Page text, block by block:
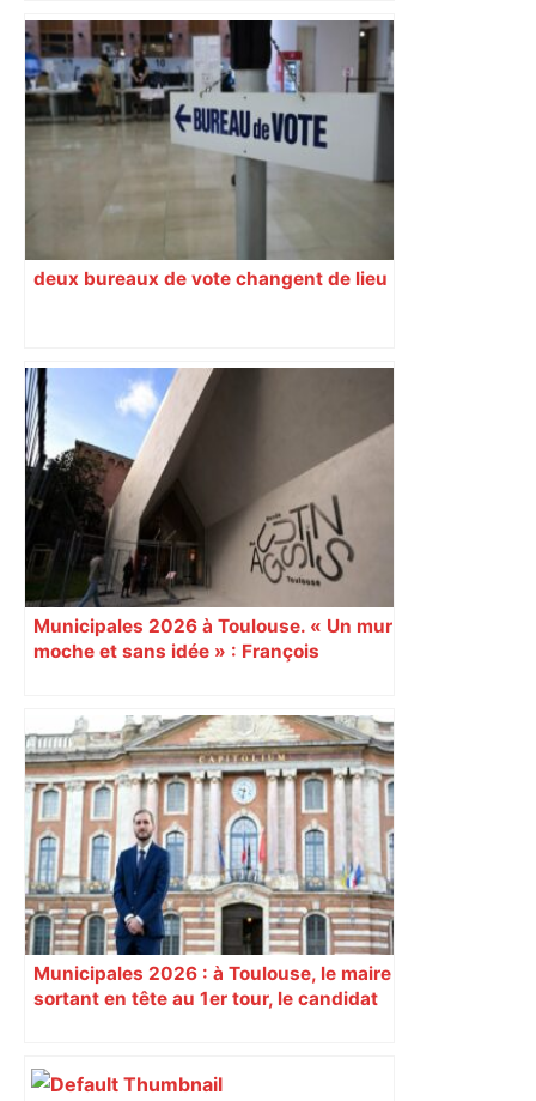
Un jeune de 20 ans en urgence
absolue après avoir reçu un coup de
couteau à Toulouse – ladepeche.fr
deux bureaux de vote changent de lieu
Municipales 2026 à Toulouse. « Un mur
moche et sans idée » : François
Augustins
Municipales 2026 : à Toulouse, le maire
sortant en tête au 1er tour, le candidat